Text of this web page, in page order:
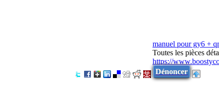
manuel pour gy6 +
Toutes les pièces
https://
Dénoncer